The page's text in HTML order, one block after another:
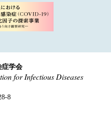
症学会
for Infectious Diseases
8